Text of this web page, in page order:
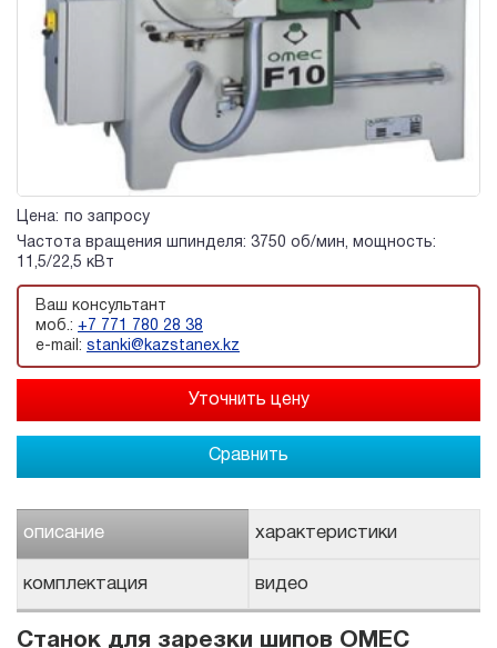
Цена:
по запросу
Частота вращения шпинделя: 3750 об/мин, мощность:
11,5/22,5 кВт
Ваш консультант
моб.: +7 771 780 28 38
e-mail: stanki@kazstanex.kz
Сравнить
описание характеристики
комплектация видео
Станок для зарезки шипов OMEC